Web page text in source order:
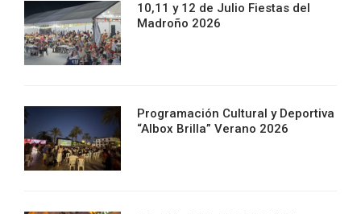
10,11 y 12 de Julio Fiestas del
Madroño 2026
Programación Cultural y Deportiva
“Albox Brilla” Verano 2026